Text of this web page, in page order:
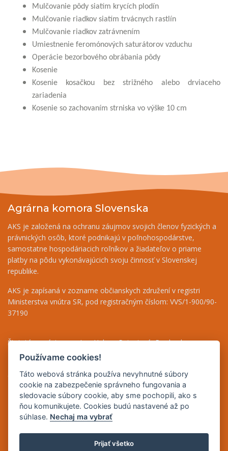
Mulčovanie pôdy siatím krycích plodín
Mulčovanie riadkov siatím trvácnych rastlín
Mulčovanie riadkov zatrávnením
Umiestnenie feromónových saturátorov vzduchu
Operácie bezorbového obrábania pôdy
Kosenie
Kosenie kosačkou bez strižného alebo drviaceho
zariadenia
Kosenie so zachovaním strniska vo výške 10 cm
Agrárna komora Slovenska
AKS je založená na ochranu záujmov svojich členov fyzických a
právnických osôb, ktoré podnikajú v poľnohospodárstve,
samostatne hospodáriacich roľníkov a žiadateľov o priame
platby na pôdu vykonávajúcich svoju činnosť v Slovenskej
republike.
AKS je zapísaná v zozname občianskych združení v registri
Ministerstva vnútra SR, pod registračným číslom: VVS/1-900/90-
37190
Štatutárny zástupca - Ing. Helena Patasiová, Predseda
Riaditeľka - Ing. Bernáthová Nikoleta, tel.: +421 948 036 719
Odborné poradenstvo - Mgr. Beáta Puha, tel.: +421 948 838 493
IČO: 42165083
DIČ: 2023235731
IČ DPH: SK2023235731
Používame cookies!
Táto webová stránka používa nevyhnutné súbory
cookie na zabezpečenie správneho fungovania a
sledovacie súbory cookie, aby sme pochopili, ako s
ňou komunikujete. Cookies budú nastavené až po
súhlase. Nechaj ma vybrať
Prijať všetko